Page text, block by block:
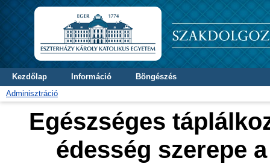
Kezdőlap Információ
Böngészés
Adminisztráció
Egészséges
édesség szerepe